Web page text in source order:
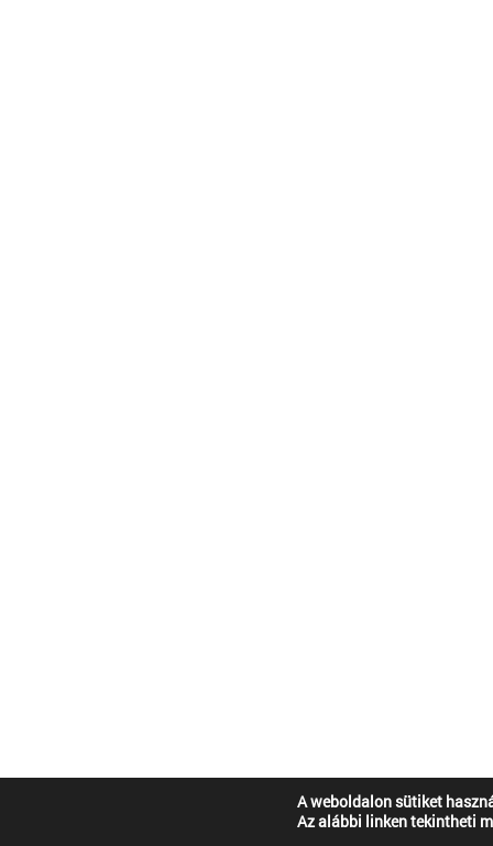
A weboldalon sütiket
Az alábbi linken tekintheti